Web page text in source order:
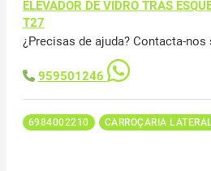
ELEVADOR DE VIDRO TRAS
T27
¿Precisas de ajuda? Contacta-
959501246
6984002210 CARROÇARIA LATERAL